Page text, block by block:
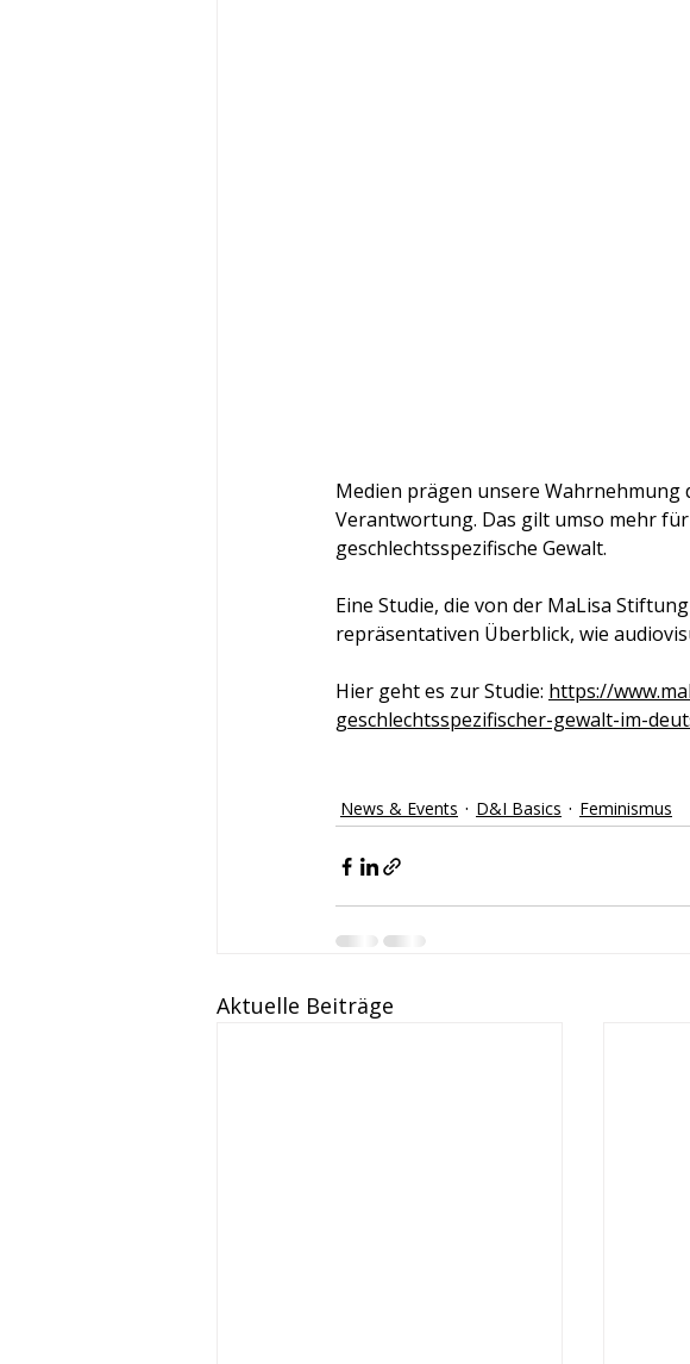
Medien prägen unsere Wahrnehmung
Verantwortung. Das gilt umso mehr
geschlechtsspezifische Gewalt.
Eine Studie, die von der MaLisa
repräsentativen Überblick, wie
Hier geht es zur Studie: https://
geschlechtsspezifischer-gewalt-im-
News & Events D&I Basics Feminismus
Aktuelle Beiträge